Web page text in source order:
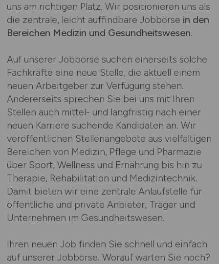
uns am richtigen Platz. Wir positionieren uns als
die zentrale, leicht auffindbare Jobbörse in den
Bereichen Medizin und Gesundheitswesen.
Auf unserer Jobbörse suchen einerseits solche
Fachkräfte eine neue Stelle, die aktuell einem
neuen Arbeitgeber zur Verfügung stehen.
Andererseits sprechen Sie bei uns mit Ihren
Stellen auch mittel- und langfristig nach einer
neuen Karriere suchende Kandidaten an. Wir
veröffentlichen Stellenangebote aus vielfältigen
Bereichen von Medizin, Pflege und Pharmazie
über Sport, Wellness und Ernährung bis hin zu
Therapie, Rehabilitation und Medizintechnik.
Damit bieten wir eine zentrale Anlaufstelle für
öffentliche und private Anbieter, Träger und
Unternehmen im Gesundheitswesen.
Ihren neuen Job finden Sie schnell und einfach
auf unserer Jobbörse. Worauf warten Sie noch?